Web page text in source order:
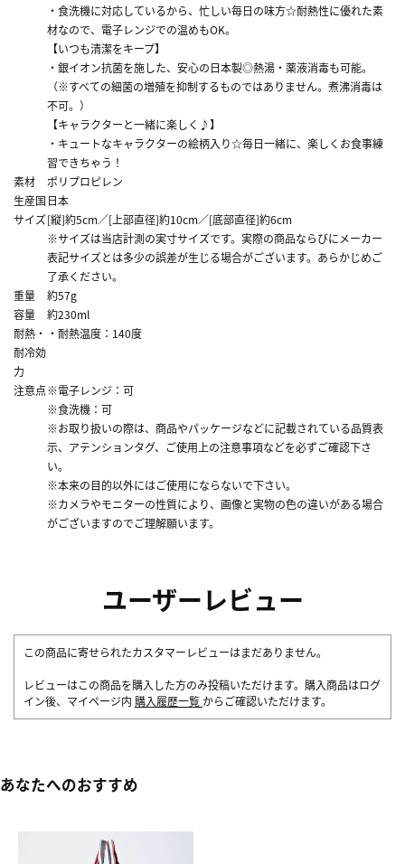
・食洗機に対応しているから、忙しい毎日の味方☆耐熱性に優れた素
材なので、電子レンジでの温めもOK。
【いつも清潔をキープ】
・銀イオン抗菌を施した、安心の日本製◎熱湯・薬液消毒も可能。
（※すべての細菌の増殖を抑制するものではありません。煮沸消毒は
不可。）
【キャラクターと一緒に楽しく♪】
・キュートなキャラクターの絵柄入り☆毎日一緒に、楽しくお食事練
習できちゃう！
素材
ポリプロピレン
生産国 日本
サイズ[縦]約5cm／[上部直径]約10cm／[底部直径]約6cm
※サイズは当店計測の実寸サイズです。実際の商品ならびにメーカー
表記サイズとは多少の誤差が生じる場合がございます。あらかじめご
了承ください。
重量
約57g
容量
約230ml
耐熱・
耐冷効
力
・耐熱温度：140度
注意点※電子レンジ：可
※食洗機：可
※お取り扱いの際は、商品やパッケージなどに記載されている品質表
示、アテンションタグ、ご使用上の注意事項などを必ずご確認下さ
い。
※本来の目的以外にはご使用にならないで下さい。
※カメラやモニターの性質により、画像と実物の色の違いがある場合
がございますのでご理解願います。
ユーザーレビュー
この商品に寄せられたカスタマーレビューはまだありません。
レビューはこの商品を購入した方のみ投稿いただけます。購入商品はログ
イン後、マイページ内 購入履歴一覧 からご確認いただけます。
あなたへのおすすめ